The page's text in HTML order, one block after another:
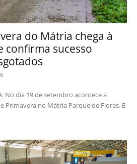
do Mátria chega à
confirma sucesso
No dia 19 de setembro acontece a
Primavera no Mátria Parque de Flores. E